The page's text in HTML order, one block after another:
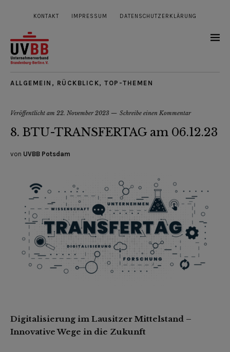
KONTAKT IMPRESSUM DATENSCHUTZERKLÄRUNG
ALLGEMEIN , RÜCKBLICK, TOP-THEMEN
Veröffentlicht am 22. November 2023 Schreibe einen Kommentar
8. BTU-TRANSFERTAG am 06.12.23
von UVBB Potsdam
Digitalisierung im Lausitzer Mittelstand –
Innovative Wege in die Zukunft